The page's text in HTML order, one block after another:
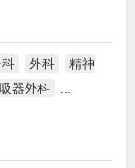
科 外科
精神
器外科